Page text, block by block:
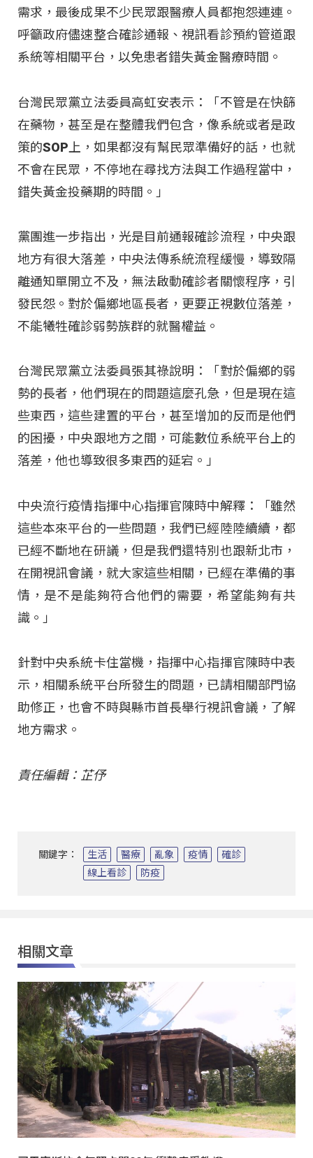
需求，最後成果不少民眾跟醫療人員都抱怨連連。
呼籲政府儘速整合確診通報、視訊看診預約管道跟
系統等相關平台，以免患者錯失黃金醫療時間。
台灣民眾黨立法委員高虹安表示：「不管是在快篩
在藥物，甚至是在整體我們包含，像系統或者是政
策的SOP上，如果都沒有幫民眾準備好的話，也就
不會在民眾，不停地在尋找方法與工作過程當中，
錯失黃金投藥期的時間。」
黨團進一步指出，光是目前通報確診流程，中央跟
地方有很大落差，中央法傳系統流程緩慢，導致隔
離通知單開立不及，無法啟動確診者關懷程序，引
發民怨。對於偏鄉地區長者，更要正視數位落差，
不能犧牲確診弱勢族群的就醫權益。
台灣民眾黨立法委員張其祿說明：「對於偏鄉的弱
勢的長者，他們現在的問題這麼孔急，但是現在這
些東西，這些建置的平台，甚至增加的反而是他們
的困擾，中央跟地方之間，可能數位系統平台上的
落差，他也導致很多東西的延宕。」
中央流行疫情指揮中心指揮官陳時中解釋：「雖然
這些本來平台的一些問題，我們已經陸陸續續，都
已經不斷地在研議，但是我們還特別也跟新北市，
在開視訊會議，就大家這些相關，已經在準備的事
情，是不是能夠符合他們的需要，希望能夠有共
識。」
針對中央系統卡住當機，指揮中心指揮官陳時中表
示，相關系統平台所發生的問題，已請相關部門協
助修正，也會不時與縣市首長舉行視訊會議，了解
地方需求。
責任編輯：芷伃
關鍵字： 生活 醫療 亂象 疫情
確診
線上看診
防疫
相關文章